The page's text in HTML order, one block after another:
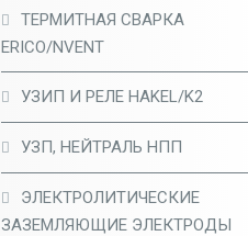
ТЕРМИТНАЯ СВАРКА
ERICO/NVENT
УЗИП И РЕЛЕ HAKEL/K2
УЗП, НЕЙТРАЛЬ НПП
ЭЛЕКТРОЛИТИЧЕСКИЕ
ЗАЗЕМЛЯЮЩИЕ ЭЛЕКТРОДЫ